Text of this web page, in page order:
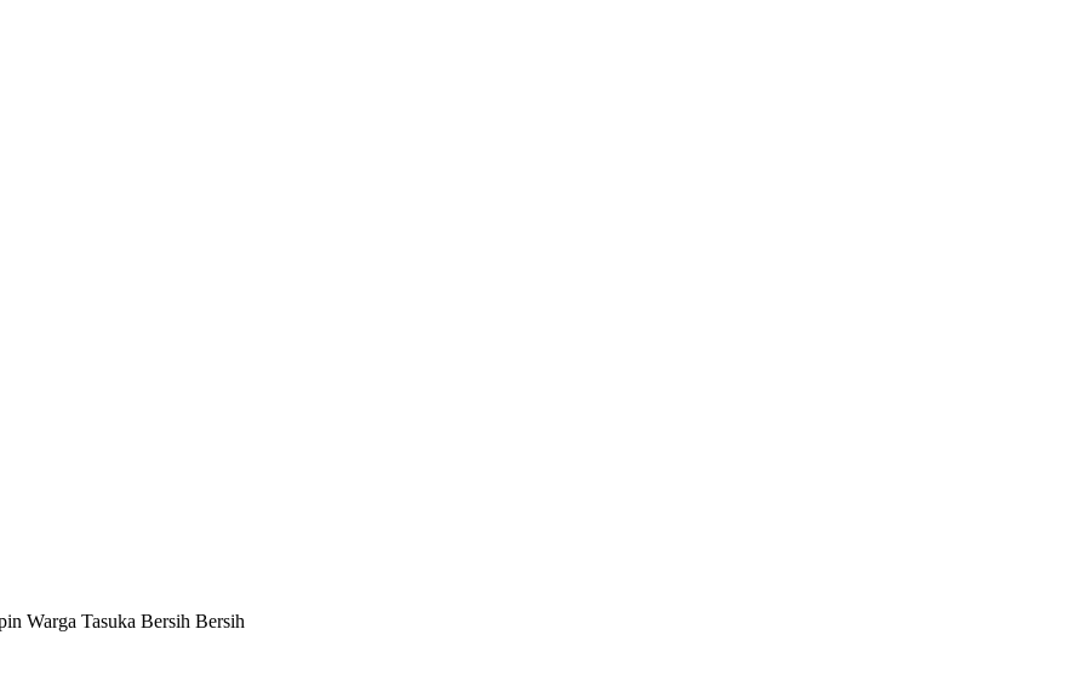
Warga Tasuka Bersih Bersih